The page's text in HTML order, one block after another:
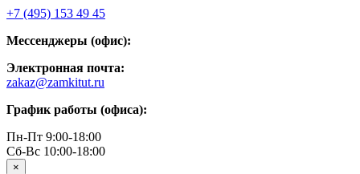
+7 (495) 153 49 45
Мессенджеры (офис):
Электронная почта:
zakaz@zamkitut.ru
График работы (офиса):
Пн-Пт 9:00-18:00
Сб-Вс 10:00-18:00
×